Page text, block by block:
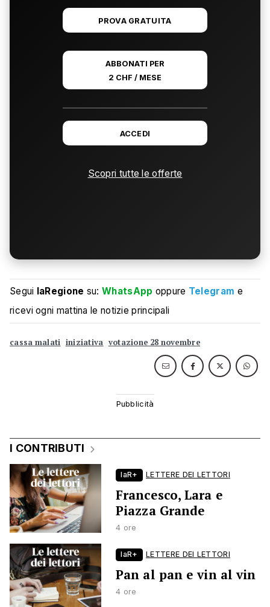
PROVA GRATUITA
ABBONATI PER
2 CHF / MESE
ACCEDI
Scopri tutte le offerte
Segui laRegione su:WhatsApp oppure Telegram e
ricevi ogni mattina le notizie principali
cassa malati iniziativa votazione 28 novembre
I CONTRIBUTI
laR+ LETTERE DEI LETTORI
Francesco, Lara e
Piazza Grande
4 ore
laR+ LETTERE DEI LETTORI
Pan al pan e vin al vin
4 ore